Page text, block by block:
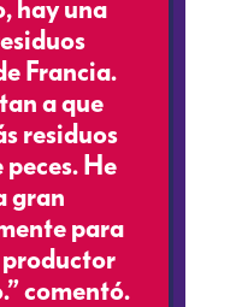
hay una
Francia.
a que
residuos
peces. He
gran
para
productor
comentó.